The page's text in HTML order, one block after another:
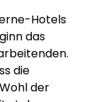
Hotels
das
die
der